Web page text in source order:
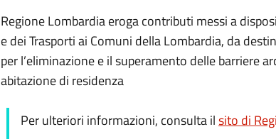
Regione Lombardia eroga contributi messi a
e dei Trasporti ai Comuni della Lombardia, da
per l’eliminazione e il superamento delle barriere
abitazione di residenza
Per ulteriori informazioni, consulta ilsito di